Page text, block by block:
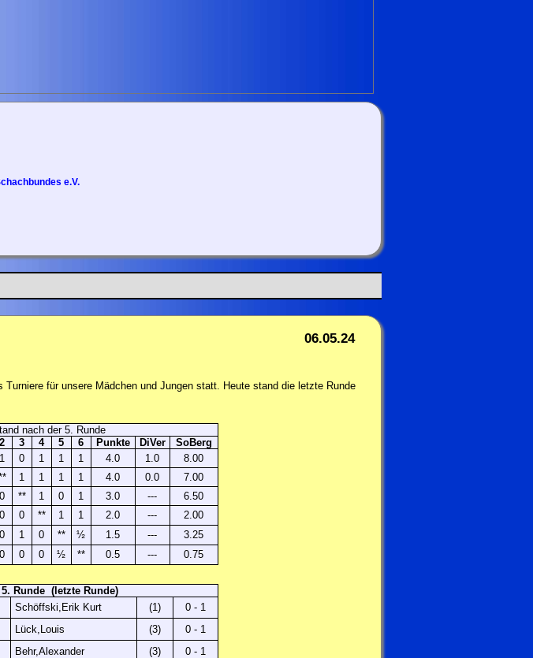
e.V.
06.05.24
für unsere Mädchen und Jungen statt. Heute stand die letzte Runde
nach der 5. Runde
2 3 4 5 6 Punkte DiVer
SoBerg
1 0 1 1 1 4.0 1.0
8.00
1 1 1 1 4.0 0.0
7.00
0 ** 1 0 1 3.0 ---
6.50
0 0 ** 1 1 2.0 ---
2.00
0 1 0 ** ½ 1.5 ---
3.25
0 0 0 ½ ** 0.5 --- 0.75
Runde (letzte Runde)
Schöffski,Erik Kurt (1)
0 - 1
Lück,Louis (3)
0 - 1
Behr,Alexander (3) 0 - 1